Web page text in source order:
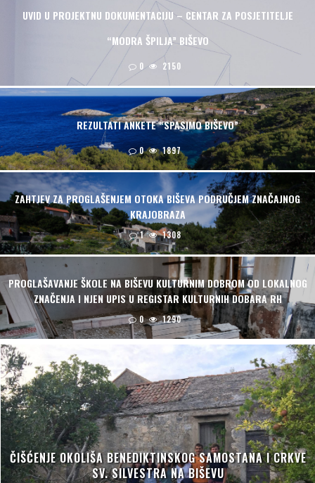
UVID U PROJEKTNU DOKUMENTACIJU – CENTAR ZA POSJETITELJE
“MODRA ŠPILJA” BIŠEVO
0 2150
REZULTATI ANKETE “SPASIMO BIŠEVO”
0 1897
ZAHTJEV ZA PROGLAŠENJEM OTOKA BIŠEVA PODRUČJEM ZNAČAJNOG
KRAJOBRAZA
1 1308
PROGLAŠAVANJE ŠKOLE NA BIŠEVU KULTURNIM DOBROM OD LOKALNOG
ZNAČENJA I NJEN UPIS U REGISTAR KULTURNIH DOBARA RH
0 1290
ČIŠĆENJE OKOLIŠA BENEDIKTINSKOG SAMOSTANA I CRKVE
SV. SILVESTRA NA BIŠEVU